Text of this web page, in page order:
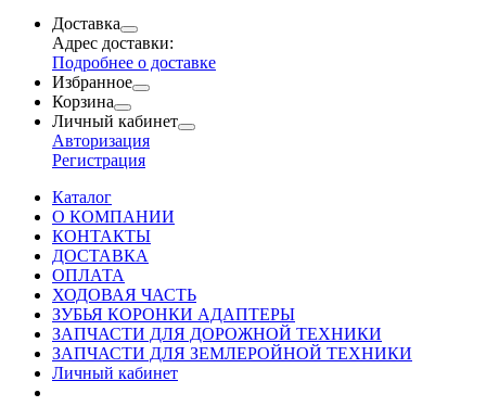
Доставка
Адрес доставки:
Подробнее о доставке
Избранное
Корзина
Личный кабинет
Авторизация
Регистрация
Каталог
О КОМПАНИИ
КОНТАКТЫ
ДОСТАВКА
ОПЛАТА
ХОДОВАЯ ЧАСТЬ
ЗУБЬЯ КОРОНКИ АДАПТЕРЫ
ЗАПЧАСТИ ДЛЯ ДОРОЖНОЙ ТЕХНИКИ
ЗАПЧАСТИ ДЛЯ ЗЕМЛЕРОЙНОЙ ТЕХНИКИ
Личный кабинет